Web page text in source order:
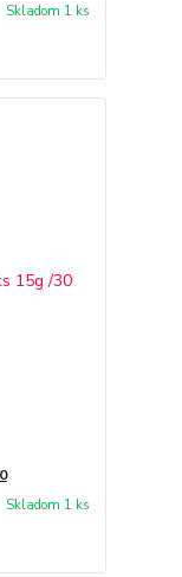
Skladom 1 ks
Skladom 1 ks